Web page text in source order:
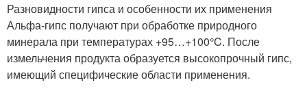
Разновидности гипса и особенности их применения
Альфа-гипс получают при обработке природного
минерала при температурах +95…+100°C. После
измельчения продукта образуется высокопрочный гипс,
имеющий специфические области применения.